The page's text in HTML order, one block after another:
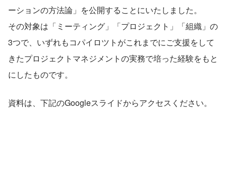
ーションの方法論」を公開することにいたしました。
その対象は「ミーティング」「プロジェクト」「組織」の
3つで、いずれもコパイロツトがこれまでにご支援をして
きたプロジェクトマネジメントの実務で培った経験をもと
にしたものです。
資料は、下記のGoogleスライドからアクセスください。